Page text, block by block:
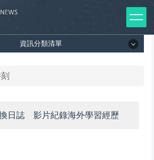
資訊分類清單
單
日誌 影片紀錄海外學習經歷